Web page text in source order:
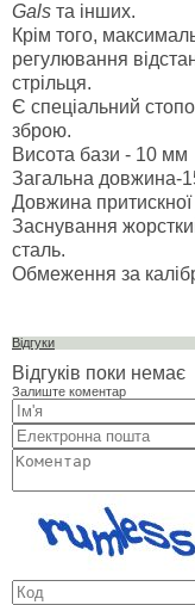
Gals та інших.
Крім того,
регулювання
стрільця.
Є спеціальний
зброю.
Висота бази - 10 мм
Загальна довжина-
Довжина
Заснування
сталь.
Обмеження за
Відгуки
Відгуків поки немає
Залиште коментар